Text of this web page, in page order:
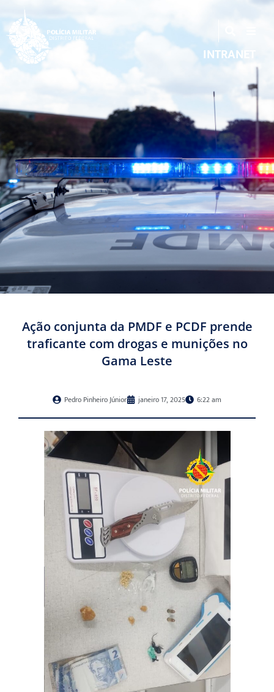
INTRANET
Ação conjunta da PMDF e PCDF prende
traficante com drogas e munições no
Gama Leste
Pedro Pinheiro Júnior janeiro 17, 2025 6:22 am